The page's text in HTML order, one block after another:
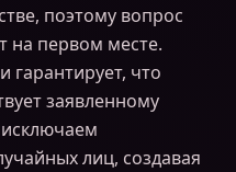
поэтому вопрос
на первом месте.
что
заявленному
лиц, создавая